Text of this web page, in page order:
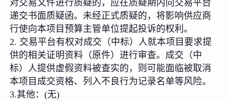
对交易文件进行质疑的，应在质疑期内向交易平台
递交书面质疑函。未经正式质疑的，将影响供应商
行使向本项目预算主管单位提起投诉的权利。
2. 交易平台有权对成交（中标）人就本项目要求提
供的相关证明资料（原件）进行审查。成交（中
标）人提供虚假资料被查实的，则可能面临被取消
本项目成交资格、列入不良行为记录名单等风险。
3.其他：(无)